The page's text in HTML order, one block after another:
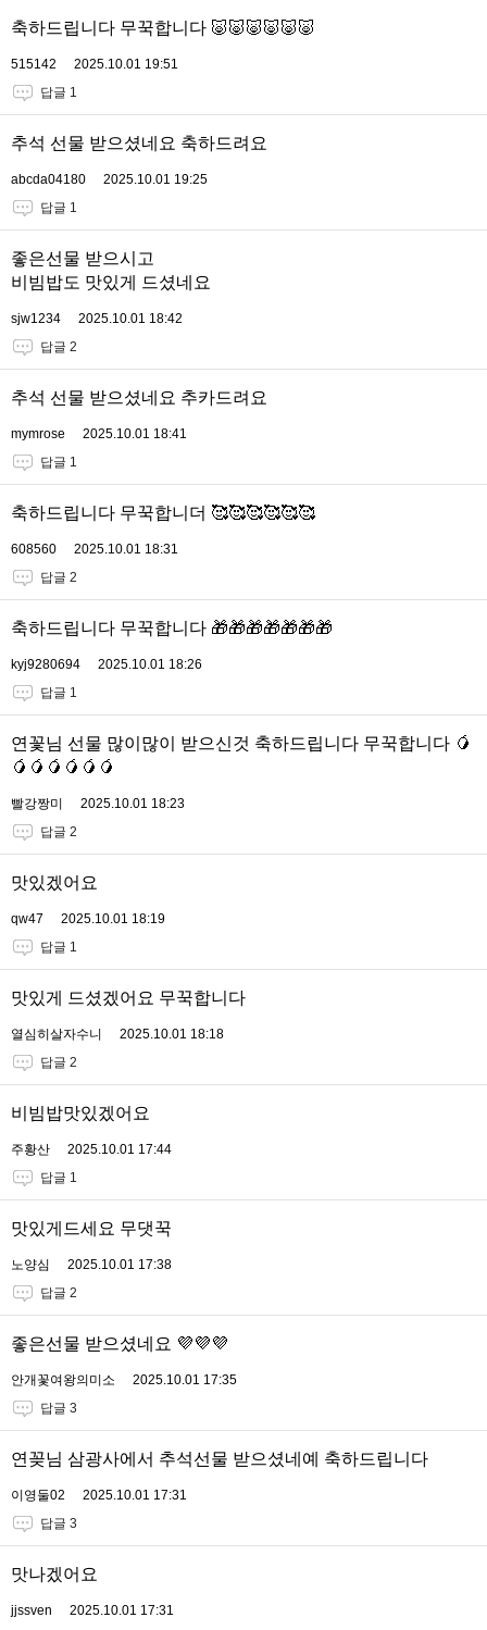
축하드립니다 무꾹합니다 🐷🐷🐷🐷🐷🐷
515142
2025.10.01 19:51
답글 1
추석 선물 받으셨네요 축하드려요
abcda04180
2025.10.01 19:25
답글 1
좋은선물 받으시고
비빔밥도 맛있게 드셨네요
sjw1234
2025.10.01 18:42
답글 2
추석 선물 받으셨네요 추카드려요
mymrose
2025.10.01 18:41
답글 1
축하드립니다 무꾹합니더 🥰🥰🥰🥰🥰🥰
608560
2025.10.01 18:31
답글 2
축하드립니다 무꾹합니다 🎁🎁🎁🎁🎁🎁🎁
kyj9280694
2025.10.01 18:26
답글 1
연꽃님 선물 많이많이 받으신것 축하드립니다 무꾹합니다 🥭
🥭🥭🥭🥭🥭🥭
빨강짱미
2025.10.01 18:23
답글 2
맛있겠어요
qw47
2025.10.01 18:19
답글 1
맛있게 드셨겠어요 무꾹합니다
열심히살자수니
2025.10.01 18:18
답글 2
비빔밥맛있겠어요
주황산
2025.10.01 17:44
답글 1
맛있게드세요 무댓꾹
노양심
2025.10.01 17:38
답글 2
좋은선물 받으셨네요 💜💜💜
안개꽃여왕의미소
2025.10.01 17:35
답글 3
연꽂님 삼광사에서 추석선물 받으셨네예 축하드립니다
이영둘02
2025.10.01 17:31
답글 3
맛나겠어요
jjssven
2025.10.01 17:31